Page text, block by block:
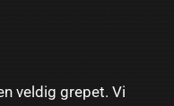
veldig grepet. Vi